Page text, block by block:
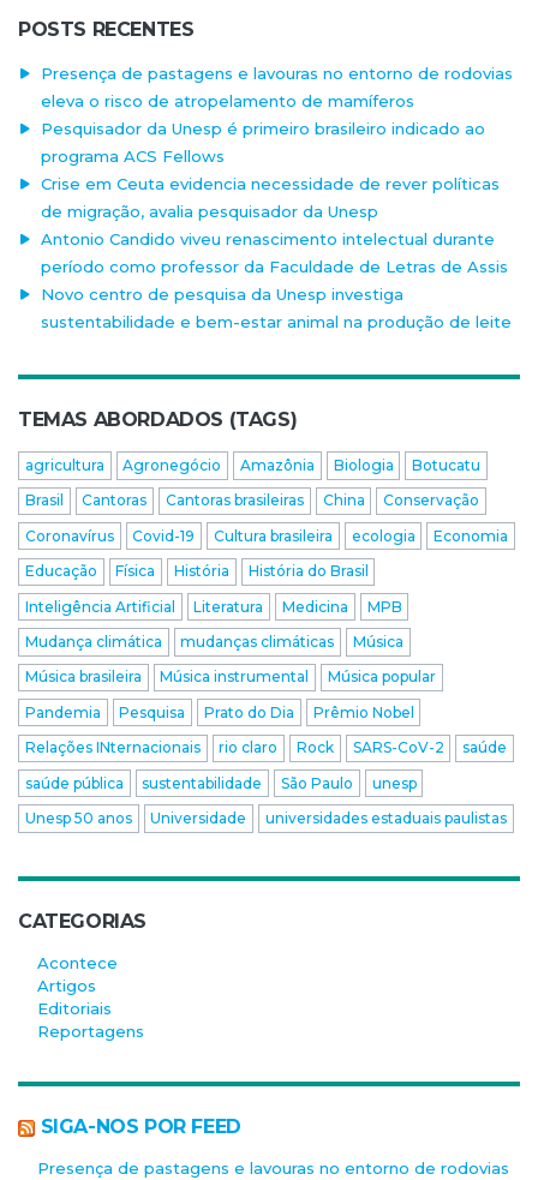
POSTS RECENTES
Presença de pastagens e lavouras no entorno de rodovias
eleva o risco de atropelamento de mamíferos
Pesquisador da Unesp é primeiro brasileiro indicado ao
programa ACS Fellows
Crise em Ceuta evidencia necessidade de rever políticas
de migração, avalia pesquisador da Unesp
Antonio Candido viveu renascimento intelectual durante
período como professor da Faculdade de Letras de Assis
Novo centro de pesquisa da Unesp investiga
sustentabilidade e bem-estar animal na produção de leite
TEMAS ABORDADOS (TAGS)
agricultura Agronegócio Amazônia Biologia
Botucatu
Brasil
Cantoras Cantoras brasileiras China
Conservação
Coronavírus
Covid-19 Cultura brasileira ecologia
Economia
Educação
Física História
História do Brasil
Inteligência Artificial
Literatura Medicina
MPB
Mudança climática
mudanças climáticas
Música
Música brasileira
Música instrumental
Música popular
Pandemia
Pesquisa Prato do Dia
Prêmio Nobel
Relações INternacionais
rio claro Rock SARS-CoV-2
saúde
saúde pública
sustentabilidade São Paulo
unesp
Unesp 50 anos
Universidade universidades estaduais paulistas
CATEGORIAS
Acontece
Artigos
Editoriais
Reportagens
SIGA-NOS POR FEED
Presença de pastagens e lavouras no entorno de rodovias